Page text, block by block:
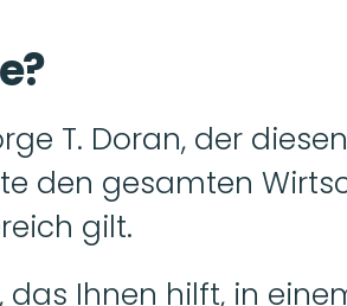
T. Doran, der
den gesamten
gilt.
, das Ihnen hilft, in